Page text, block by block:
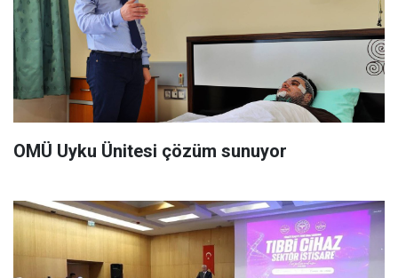
OMÜ Uyku Ünitesi çözüm sunuyor